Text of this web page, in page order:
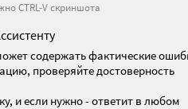
CTRL-V скриншота
содержать фактические
проверяйте достоверность
и если нужно - ответит в любом